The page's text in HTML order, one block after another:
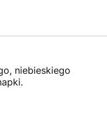
niebieskiego